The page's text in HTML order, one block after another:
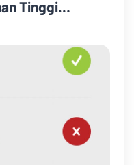
Tinggi